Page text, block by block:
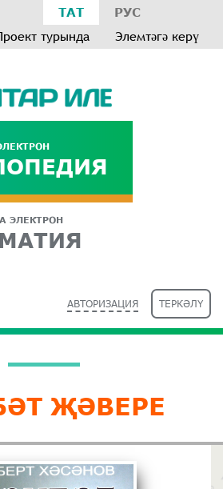
ТАТ РУС
турында Элемтәгә керү
ЭЛЕКТРОН
АВТОРИЗАЦИЯ ТЕРКӘЛҮ
ҖӘВЕРЕ